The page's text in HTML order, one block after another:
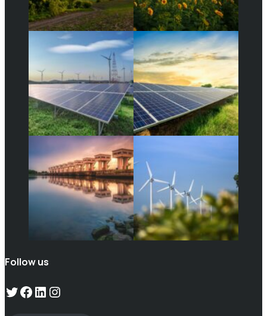
Follow us
Twitter
Facebook
LinkedIn
Instagram